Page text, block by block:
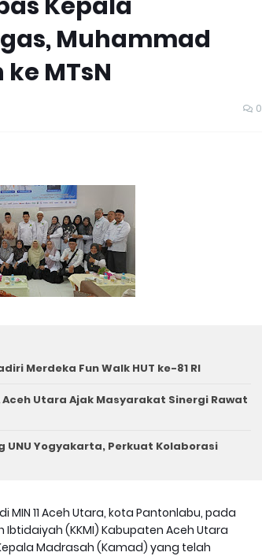
Muhammad
MTsN
0
Merdeka Fun Walk HUT ke-81 RI
Utara Ajak Masyarakat Sinergi Rawat
UNU Yogyakarta, Perkuat Kolaborasi
MIN 11 Aceh Utara, kota Pantonlabu, pada
Ibtidaiyah (KKMI) Kabupaten Aceh Utara
Madrasah (Kamad) yang telah